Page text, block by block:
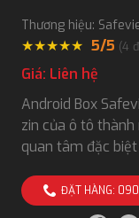
Thương hiệu:
★★★★★ 5/5 (4
Giá: Liên hệ
Android Box
zin của ô tô
quan tâm đặc
ĐẶT HÀNG: